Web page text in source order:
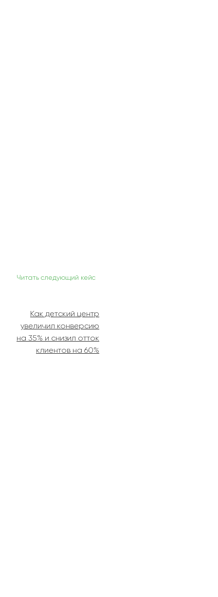
Читать следующий кейс
Как детский центр
увеличил конверсию
на 35% и снизил отток
клиентов на 60%